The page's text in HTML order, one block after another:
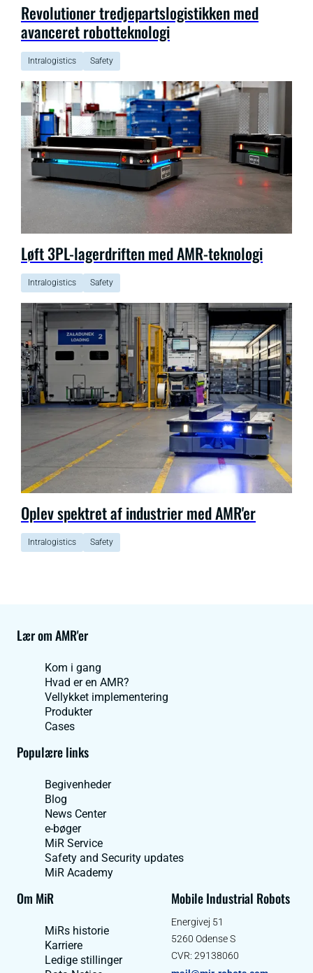
Revolutioner tredjepartslogistikken med
avanceret robotteknologi
Intralogistics Safety
Løft 3PL-lagerdriften med AMR-teknologi
Intralogistics Safety
Oplev spektret af industrier med AMR'er
Intralogistics Safety
Lær om AMR'er
Kom i gang
Hvad er en AMR?
Vellykket implementering
Produkter
Cases
Populære links
Begivenheder
Blog
News Center
e-bøger
MiR Service
Safety and Security updates
MiR Academy
Om MiR
MiRs historie
Karriere
Ledige stillinger
Mobile Industrial Robots
Energivej 51
5260 Odense S
CVR: 29138060